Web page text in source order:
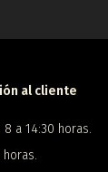
al cliente
a 14:30 horas.